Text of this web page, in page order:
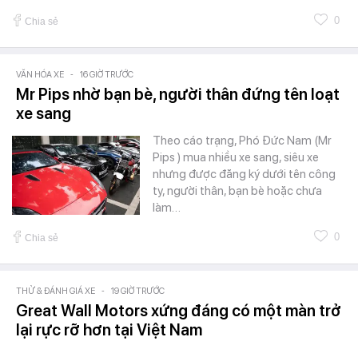
Chia sẻ 0
VĂN HÓA XE - 16 GIỜ TRƯỚC
Mr Pips nhờ bạn bè, người thân đứng tên loạt
xe sang
Theo cáo trạng, Phó Đức Nam (Mr
Pips ) mua nhiều xe sang, siêu xe
nhưng được đăng ký dưới tên công
ty, người thân, bạn bè hoặc chưa
làm…
Chia sẻ 0
THỬ & ĐÁNH GIÁ XE - 19 GIỜ TRƯỚC
Great Wall Motors xứng đáng có một màn trở
lại rực rỡ hơn tại Việt Nam